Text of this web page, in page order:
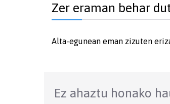
Zer eraman behar
Alta-egunean eman zizuten
Ez ahaztu honako